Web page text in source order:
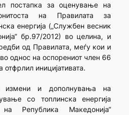
постапка за оценување на
на Правилата за
енергија („Службен весник
бр.97/2012) во целина, и
од Правилата, меѓу кои и
однос на оспорениот член 66
отфрлил иницијативата.
измени и дополнувања на
со топлинска енергија
Република Македонија“